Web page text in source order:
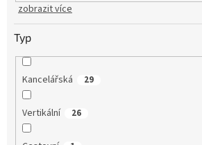
zobrazit více
Typ
Kancelářská 29
Vertikální 26